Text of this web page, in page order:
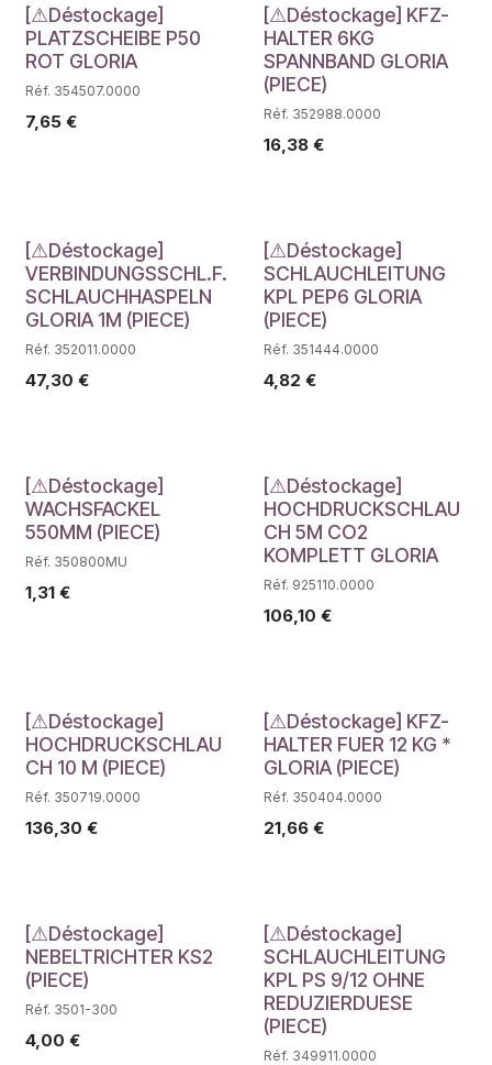
Déstockage
[⚠Déstockage]
PLATZSCHEIBE P50
ROT GLORIA
Réf. 354507.0000
7,65 €
Déstockage
[⚠Déstockage] KFZ-
HALTER 6KG
SPANNBAND GLORIA
(PIECE)
Réf. 352988.0000
16,38€
Déstockage
[⚠Déstockage]
VERBINDUNGSSCHL.F.
SCHLAUCHHASPELN
GLORIA 1M (PIECE)
Réf. 352011.0000
47,30 €
Déstockage
[⚠Déstockage]
SCHLAUCHLEITUNG
KPL PEP6 GLORIA
(PIECE)
Réf. 351444.0000
4,82 €
Déstockage
[⚠Déstockage]
WACHSFACKEL
550MM (PIECE)
Réf. 350800MU
1,31 €
Déstockage
[⚠Déstockage]
HOCHDRUCKSCHLAU
CH 5M CO2
KOMPLETT GLORIA
Réf. 925110.0000
106,10 €
Déstockage
[⚠Déstockage]
HOCHDRUCKSCHLAU
CH 10 M (PIECE)
Réf. 350719.0000
136,30 €
Déstockage
[⚠Déstockage] KFZ-
HALTER FUER 12 KG *
GLORIA (PIECE)
Réf. 350404.0000
21,66€
Déstockage
[⚠Déstockage]
NEBELTRICHTER KS2
(PIECE)
Réf. 3501-300
4,00 €
Déstockage
[⚠Déstockage]
SCHLAUCHLEITUNG
KPL PS 9/12 OHNE
REDUZIERDUESE
(PIECE)
Réf. 349911.0000